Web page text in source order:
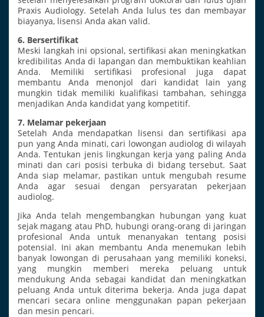
Praxis Audiology. Setelah Anda lulus tes dan membayar
biayanya, lisensi Anda akan valid.
6. Bersertifikat
Meski langkah ini opsional, sertifikasi akan meningkatkan
kredibilitas Anda di lapangan dan membuktikan keahlian
Anda. Memiliki sertifikasi profesional juga dapat
membantu Anda menonjol dari kandidat lain yang
mungkin tidak memiliki kualifikasi tambahan, sehingga
menjadikan Anda kandidat yang kompetitif.
7. Melamar pekerjaan
Setelah Anda mendapatkan lisensi dan sertifikasi apa
pun yang Anda minati, cari lowongan audiolog di wilayah
Anda. Tentukan jenis lingkungan kerja yang paling Anda
minati dan cari posisi terbuka di bidang tersebut. Saat
Anda siap melamar, pastikan untuk mengubah resume
Anda agar sesuai dengan persyaratan pekerjaan
audiolog.
Jika Anda telah mengembangkan hubungan yang kuat
sejak magang atau PhD, hubungi orang-orang di jaringan
profesional Anda untuk menanyakan tentang posisi
potensial. Ini akan membantu Anda menemukan lebih
banyak lowongan di perusahaan yang memiliki koneksi,
yang mungkin memberi mereka peluang untuk
mendukung Anda sebagai kandidat dan meningkatkan
peluang Anda untuk diterima bekerja. Anda juga dapat
mencari secara online menggunakan papan pekerjaan
dan mesin pencari.